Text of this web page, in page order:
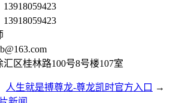
区桂林路100号8号楼107室
人生就是搏尊龙-尊龙凯时官方入口 →